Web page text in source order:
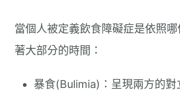
當個人被定義飲食障礙症是依照
著大部分的時間：
暴食(Bulimia)：呈現兩方的對